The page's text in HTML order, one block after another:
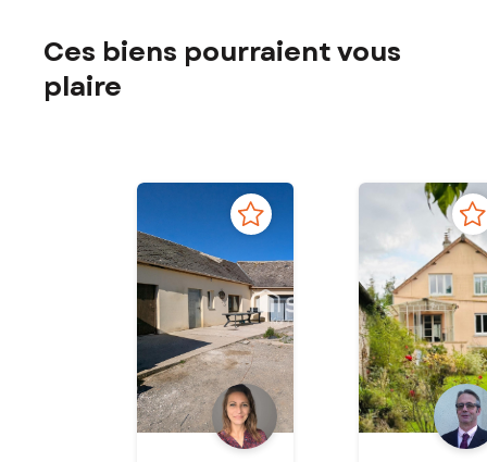
Ces biens pourraient vous
plaire